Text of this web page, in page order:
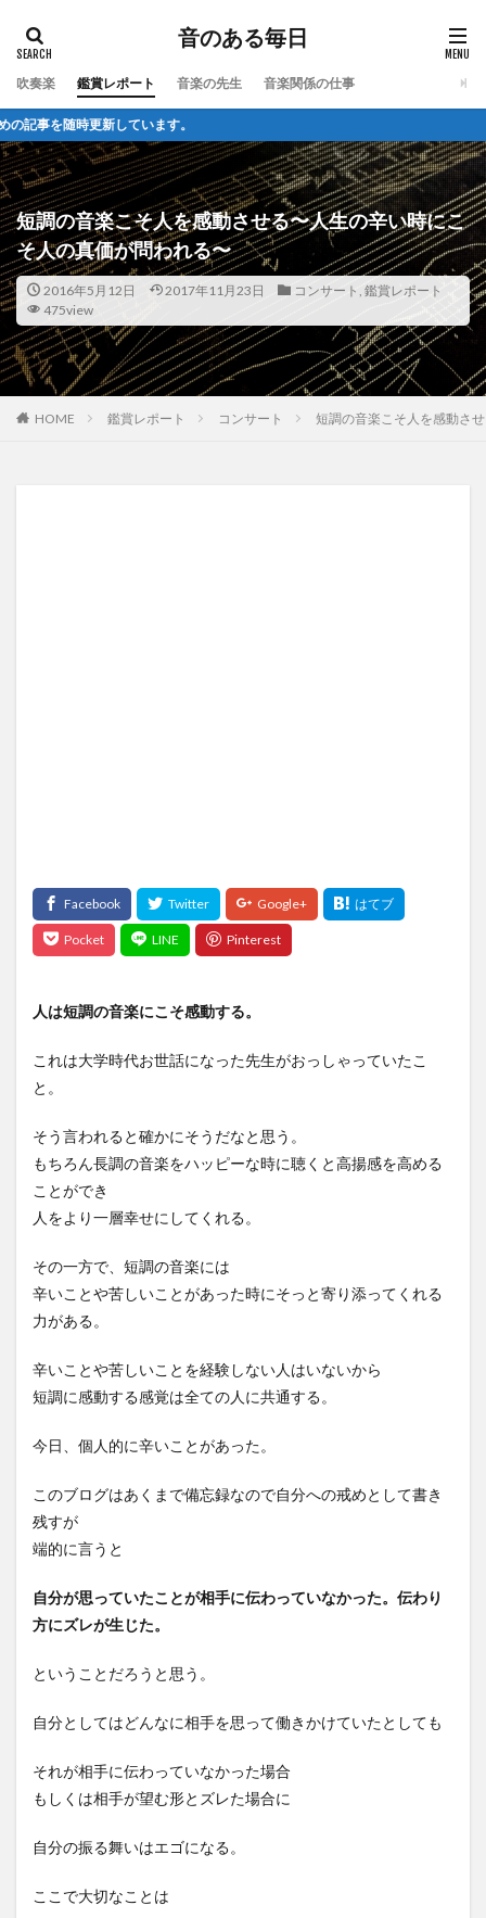
音のある毎日
吹奏楽 鑑賞レポート 音楽の先生 音楽関係の仕事
時更新しています。
短調の音楽こそ人を感動させる〜人生の辛い時にこ
そ人の真価が問われる〜
2016年5月12日 2017年11月23日 コンサート , 鑑賞レポート
475view
HOME 鑑賞レポート コンサート 短調の音楽こそ人を感動さ
人は短調の音楽にこそ感動する。
これは大学時代お世話になった先生がおっしゃっていたこ
と。
そう言われると確かにそうだなと思う。
もちろん長調の音楽をハッピーな時に聴くと高揚感を高める
ことができ
人をより一層幸せにしてくれる。
その一方で、短調の音楽には
辛いことや苦しいことがあった時にそっと寄り添ってくれる
力がある。
辛いことや苦しいことを経験しない人はいないから
短調に感動する感覚は全ての人に共通する。
今日、個人的に辛いことがあった。
このブログはあくまで備忘録なので自分への戒めとして書き
残すが
端的に言うと
自分が思っていたことが相手に伝わっていなかった。伝わり
方にズレが生じた。
ということだろうと思う。
自分としてはどんなに相手を思って働きかけていたとしても
それが相手に伝わっていなかった場合
もしくは相手が望む形とズレた場合に
自分の振る舞いはエゴになる。
ここで大切なことは